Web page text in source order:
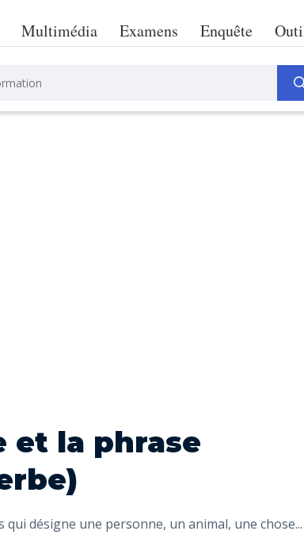
Multimédia Examens Enquête
et la phrase
désigne une personne, un animal, une chose...